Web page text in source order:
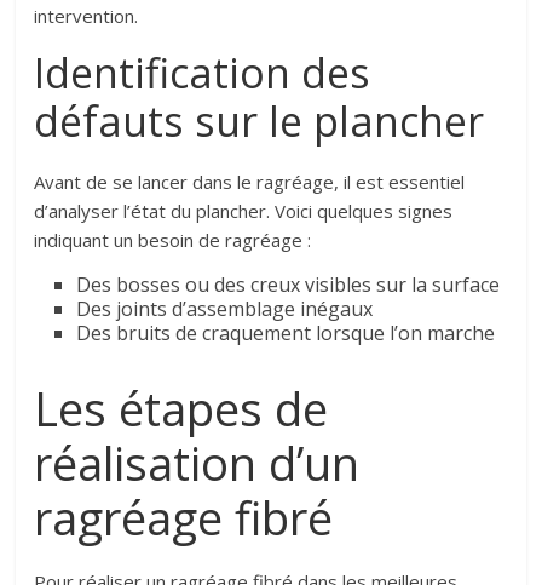
intervention.
Identification des
défauts sur le plancher
Avant de se lancer dans le ragréage, il est essentiel
d’analyser l’état du plancher. Voici quelques signes
indiquant un besoin de ragréage :
Des bosses ou des creux visibles sur la surface
Des joints d’assemblage inégaux
Des bruits de craquement lorsque l’on marche
Les étapes de
réalisation d’un
ragréage fibré